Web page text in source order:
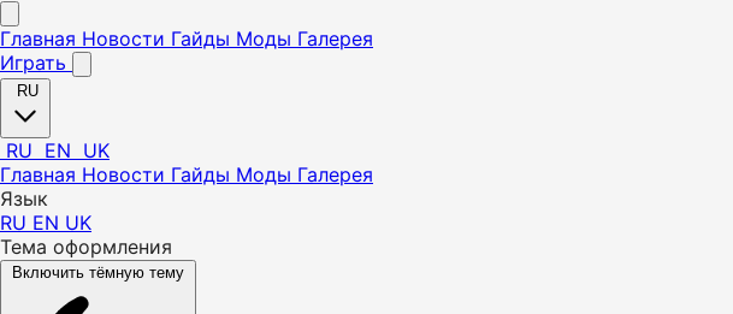
Главная Новости Гайды Моды Галерея
Играть
RU
RU EN UK
Главная Новости Гайды Моды Галерея
Язык
RU EN UK
Тема оформления
Включить тёмную тему